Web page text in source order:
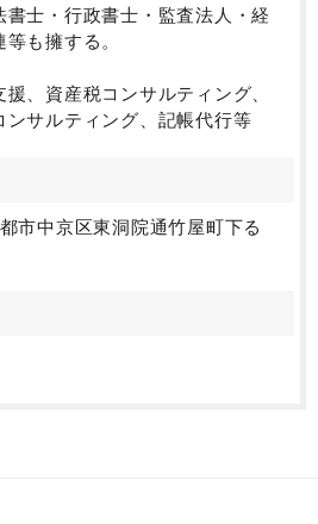
士・行政書士・監査法人・経
も擁する。
、資産税コンサルティング、
ンサルティング、記帳代行等
市中京区東洞院通竹屋町下る